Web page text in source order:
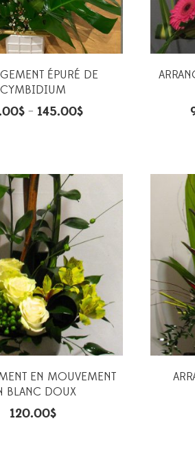
ÉPURÉ DE
CYMBIDIUM
$– 145.00$
EN MOUVEMENT
BLANC DOUX
120.00$